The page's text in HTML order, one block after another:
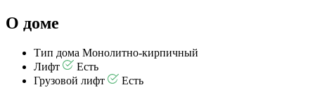
О доме
Тип дома Монолитно-кирпичный
Лифт
Есть
Грузовой лифт
Есть